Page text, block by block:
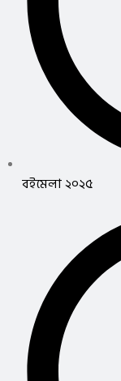
বইমেলা ২০২৫